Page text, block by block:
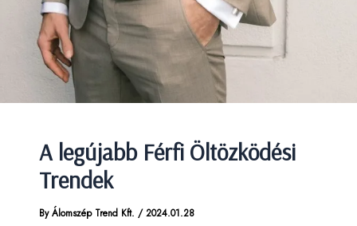
A legújabb Férfi Öltözködési
Trendek
ByÁlomszép Trend Kft. /2024.01.28